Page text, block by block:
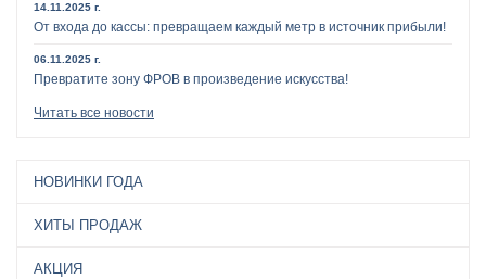
14.11.2025 г.
От входа до кассы: превращаем каждый метр в источник прибыли!
06.11.2025 г.
Превратите зону ФРОВ в произведение искусства!
Читать все новости
НОВИНКИ ГОДА
ХИТЫ ПРОДАЖ
АКЦИЯ